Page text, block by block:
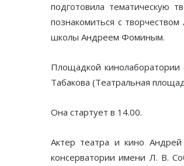
подготовила тематическую
познакомиться с
школы Андреем Фоминым.
Площадкой
Табакова (Театральная
Она стартует в 14.00.
Актер театра и кино
консерватории имени Л. В.